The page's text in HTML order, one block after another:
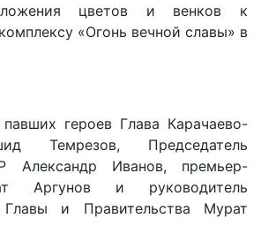
цветов и венков к
«Огонь вечной славы» в
героев Глава Карачаево-
Темрезов, Председатель
Александр Иванов, премьер-
Аргунов и руководитель
Главы и Правительства Мурат